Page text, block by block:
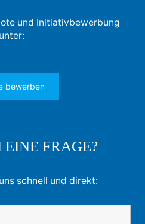
und Initiativbewerbung
unter:
bewerben
FRAGE?
schnell und direkt: